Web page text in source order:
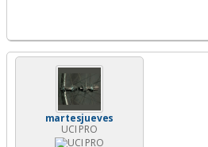
martesjueves
UCI PRO